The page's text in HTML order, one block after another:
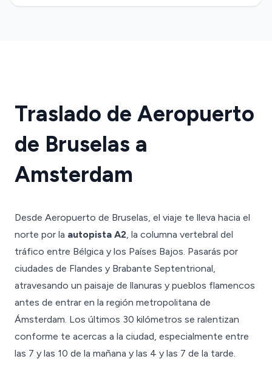
Traslado de Aeropuerto
de Bruselas a
Amsterdam
Desde Aeropuerto de Bruselas, el viaje te lleva hacia el
norte por la autopista A2, la columna vertebral del
tráfico entre Bélgica y los Países Bajos. Pasarás por
ciudades de Flandes y Brabante Septentrional,
atravesando un paisaje de llanuras y pueblos flamencos
antes de entrar en la región metropolitana de
Ámsterdam. Los últimos 30 kilómetros se ralentizan
conforme te acercas a la ciudad, especialmente entre
las 7 y las 10 de la mañana y las 4 y las 7 de la tarde.